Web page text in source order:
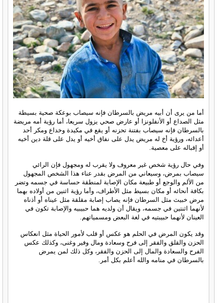
أما من يرى أن أبيه مريض بالسرطان فإنه سيصاب بوعكة صحية بسيطة
مثل الصداع أو الأنفلونزا أو عارض صحي يزول سريعا، أما رؤية أمه مريضة
بالسرطان فإنه سيصاب بفتنة تحزنه أو يقع في مكيدة وخداع ومكر أحد
أعدائه، ورؤية أخ له مريض يدل على نفاق أخيه أو يدل على قلة دين أخيه
أو إقباله على معصية.
وفي حال رؤية شخص غير معروف ولا يقرب له ومجهول فإن الرائي
سيصاب بمرض، وسيعاني من المرض بقدر عناء هذا الشخص المجهول
من الألم والوجع أو طبيعة مكان الإصابة لمنطقة حساسة في جسمه وتضر
بكافة أنحائه أو مكان بسيط مثل الأطراف، وأما رؤية اثنين من أولاده بهما
مرض خبيث مثل السرطان فإنه يصاب إصابة مقلقة مثل عيناه أو أذناه
لأنهما اثنتين في جسمه، ويقال أن ولديه هما حبيبيه والإصابة تكون في
العينان لأنهما حبيبتيه في لغة البعض ومسمياتهم.
وقد يكون المرض في الحلم هو عكس أو قلب لأمور الحياة مثل انعكاس
الحزن والقلق والفقر إلى فرح وسعادة ومال وفير وغنى، وكذلك عكس
الفرح والسعادة والمال إلى الحزن والفقر، وكل ذلك لمن يمرض
بالسرطان في منامه والله أعلم بكل أمر.